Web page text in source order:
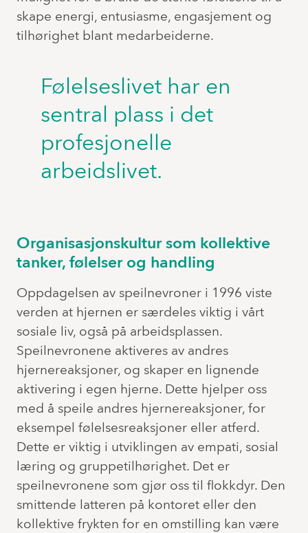
skape energi, entusiasme, engasjement og
tilhørighet blant medarbeiderne.
Følelseslivet har en
sentral plass i det
profesjonelle
arbeidslivet.
Organisasjonskultur som kollektive
tanker, følelser og handling
Oppdagelsen av speilnevroner i 1996 viste
verden at hjernen er særdeles viktig i vårt
sosiale liv, også på arbeidsplassen.
Speilnevronene aktiveres av andres
hjernereaksjoner, og skaper en lignende
aktivering i egen hjerne. Dette hjelper oss
med å speile andres hjernereaksjoner, for
eksempel følelsesreaksjoner eller atferd.
Dette er viktig i utviklingen av empati, sosial
læring og gruppetilhørighet. Det er
speilnevronene som gjør oss til flokkdyr. Den
smittende latteren på kontoret eller den
kollektive frykten for en omstilling kan være